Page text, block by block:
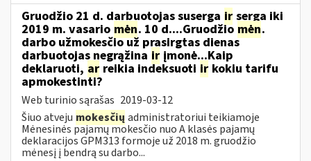
Gruodžio 21 d. darbuotojas suserga ir serga iki
2019 m. vasario mėn. 10 d....Gruodžio mėn.
darbo užmokesčio už prasirgtas dienas
darbuotojas negrąžina ir įmonė...Kaip
deklaruoti, ar reikia indeksuoti ir kokiu tarifu
apmokestinti?
Web turinio sąrašas 2019-03-12
Šiuo atveju mokesčių administratoriui teikiamoje
Mėnesinės pajamų mokesčio nuo A klasės pajamų
deklaracijos GPM313 formoje už 2018 m. gruodžio
mėnesį į bendrą su darbo...